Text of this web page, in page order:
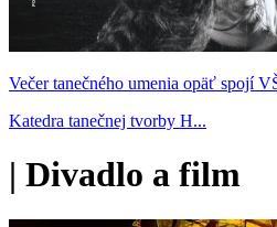
Večer tanečného umenia opäť spojí
Katedra tanečnej tvorby H...
| Divadlo a film